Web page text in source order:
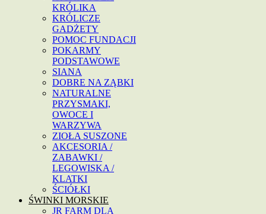
KRÓLIKA
KRÓLICZE
GADŻETY
POMOC FUNDACJI
POKARMY
PODSTAWOWE
SIANA
DOBRE NA ZĄBKI
NATURALNE
PRZYSMAKI,
OWOCE I
WARZYWA
ZIOŁA SUSZONE
AKCESORIA /
ZABAWKI /
LEGOWISKA /
KLATKI
ŚCIÓŁKI
ŚWINKI MORSKIE
JR FARM DLA